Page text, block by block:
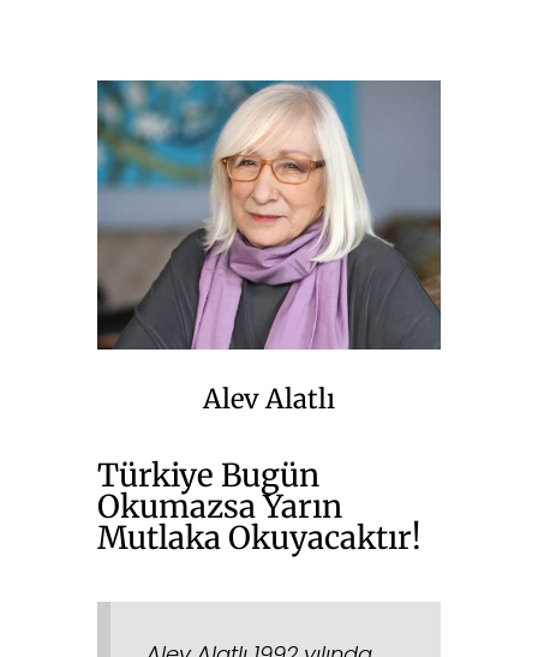
Alev Alatlı
Türkiye Bugün
Okumazsa Yarın
Mutlaka Okuyacaktır!